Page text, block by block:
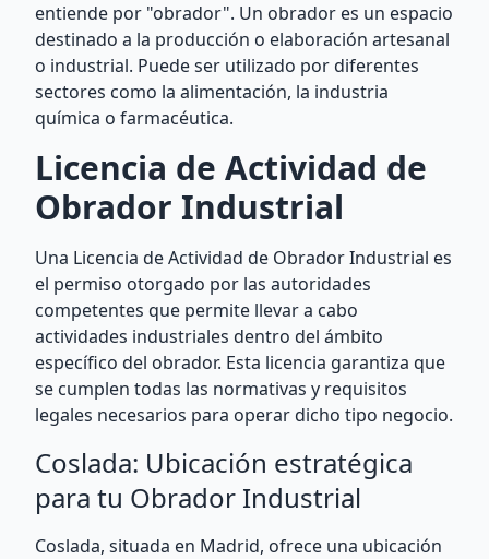
entiende por "obrador". Un obrador es un espacio
destinado a la producción o elaboración artesanal
o industrial. Puede ser utilizado por diferentes
sectores como la alimentación, la industria
química o farmacéutica.
Licencia de Actividad de
Obrador Industrial
Una Licencia de Actividad de Obrador Industrial es
el permiso otorgado por las autoridades
competentes que permite llevar a cabo
actividades industriales dentro del ámbito
específico del obrador. Esta licencia garantiza que
se cumplen todas las normativas y requisitos
legales necesarios para operar dicho tipo negocio.
Coslada: Ubicación estratégica
para tu Obrador Industrial
Coslada, situada en Madrid, ofrece una ubicación